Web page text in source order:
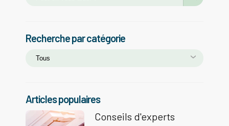
Recherche par catégorie
Articles populaires
Conseils d'experts